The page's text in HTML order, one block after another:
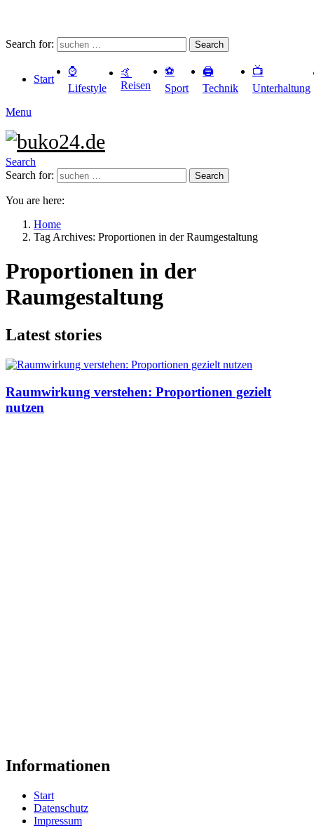
Search for: Search
Start
⌚️
Lifestyle
🤙
Reisen
⚽️
Sport
🖨️
Technik
📺
Unterhaltung
Menu
Search
Search for:
Search
You are here:
Home
Tag Archives: Proportionen in der Raumgestaltung
Proportionen in der
Raumgestaltung
Latest stories
Raumwirkung verstehen: Proportionen gezielt
nutzen
Informationen
Start
Datenschutz
Impressum